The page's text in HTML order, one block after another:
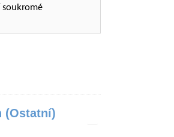
soukromé
(Ostatní)